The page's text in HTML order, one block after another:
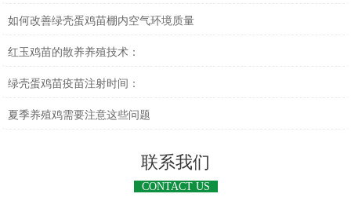
如何改善绿壳蛋鸡苗棚内空气环境质量
红玉鸡苗的散养养殖技术：
绿壳蛋鸡苗疫苗注射时间：
夏季养殖鸡需要注意这些问题
联系我们
CONTACT US